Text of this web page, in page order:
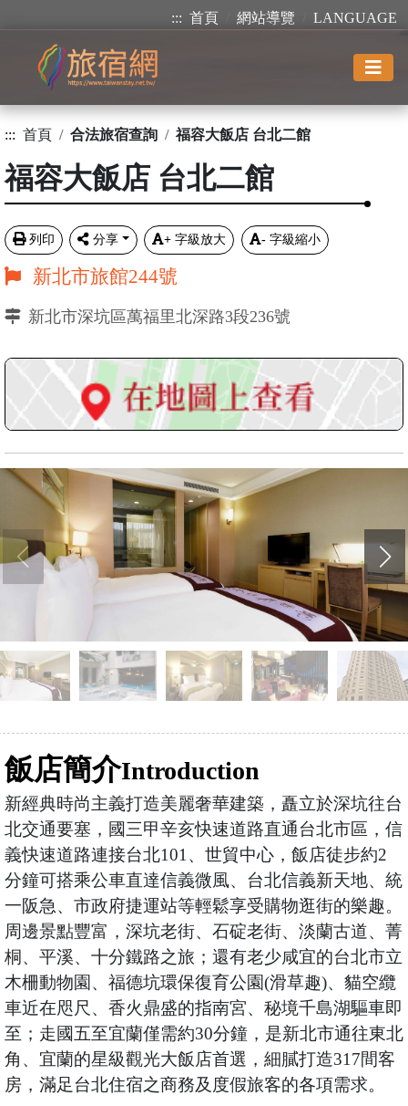
::: 首頁 網站導覽 LANGUAGE
::: 首頁 合法旅宿查詢 福容大飯店 台北二館
福容大飯店 台北二館
列印 分享 + 字級放大 - 字級縮小
新北市旅館244號
新北市深坑區萬福里北深路3段236號
飯店簡介Introduction
新經典時尚主義打造美麗奢華建築，矗立於深坑往台
北交通要塞，國三甲辛亥快速道路直通台北市區，信
義快速道路連接台北101、世貿中心，飯店徒步約2
分鐘可搭乘公車直達信義微風、台北信義新天地、統
一阪急、市政府捷運站等輕鬆享受購物逛街的樂趣。
周邊景點豐富，深坑老街、石碇老街、淡蘭古道、菁
桐、平溪、十分鐵路之旅；還有老少咸宜的台北市立
木柵動物園、福德坑環保復育公園(滑草趣)、貓空纜
車近在咫尺、香火鼎盛的指南宮、秘境千島湖驅車即
至；走國五至宜蘭僅需約30分鐘，是新北市通往東北
角、宜蘭的星級觀光大飯店首選，細膩打造317間客
房，滿足台北住宿之商務及度假旅客的各項需求。